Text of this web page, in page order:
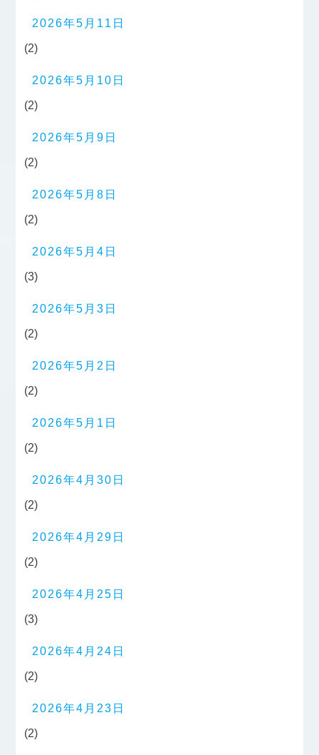
2026年5月11日
(2)
2026年5月10日
(2)
2026年5月9日
(2)
2026年5月8日
(2)
2026年5月4日
(3)
2026年5月3日
(2)
2026年5月2日
(2)
2026年5月1日
(2)
2026年4月30日
(2)
2026年4月29日
(2)
2026年4月25日
(3)
2026年4月24日
(2)
2026年4月23日
(2)